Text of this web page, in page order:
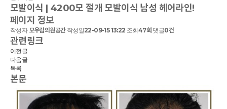
모발이식 | 4200모 절개 모발이식 남성 헤어라인!
페이지 정보
작성자 모우림의원공간 작성일22-09-15 13:22 조회47회 댓글0건
관련링크
이전글
다음글
목록
본문